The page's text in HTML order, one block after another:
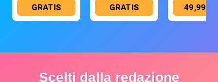
GRATIS GRATIS 49,99 €
Scelti dalla redazione